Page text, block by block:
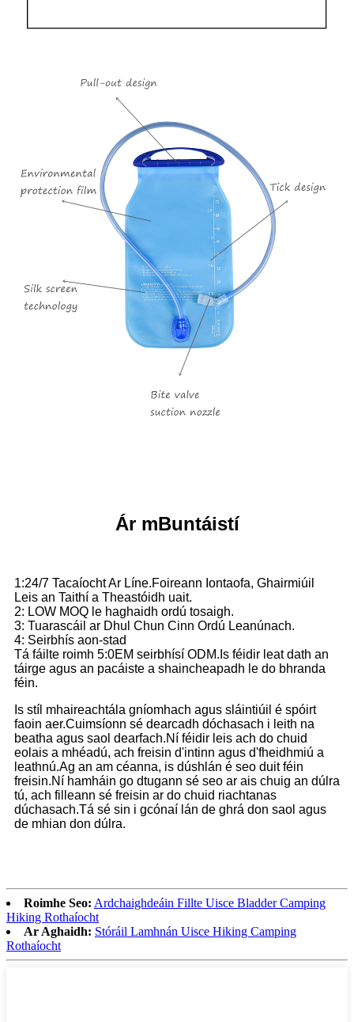
Ár mBuntáistí
1:24/7 Tacaíocht Ar Líne.Foireann Iontaofa, Ghairmiúil
Leis an Taithí a Theastóidh uait.
2: LOW MOQ le haghaidh ordú tosaigh.
3: Tuarascáil ar Dhul Chun Cinn Ordú Leanúnach.
4: Seirbhís aon-stad
Tá fáilte roimh 5:0EM seirbhísí ODM.Is féidir leat dath an
táirge agus an pacáiste a shaincheapadh le do bhranda
féin.
Is stíl mhaireachtála gníomhach agus sláintiúil é spóirt
faoin aer.Cuimsíonn sé dearcadh dóchasach i leith na
beatha agus saol dearfach.Ní féidir leis ach do chuid
eolais a mhéadú, ach freisin d'intinn agus d'fheidhmiú a
leathnú.Ag an am céanna, is dúshlán é seo duit féin
freisin.Ní hamháin go dtugann sé seo ar ais chuig an dúlra
tú, ach filleann sé freisin ar do chuid riachtanas
dúchasach.Tá sé sin i gcónaí lán de ghrá don saol agus
de mhian don dúlra.
Roimhe Seo: Ardchaighdeáin Fillte Uisce Bladder Camping
Hiking Rothaíocht
Ar Aghaidh: Stóráil Lamhnán Uisce Hiking Camping
Rothaíocht